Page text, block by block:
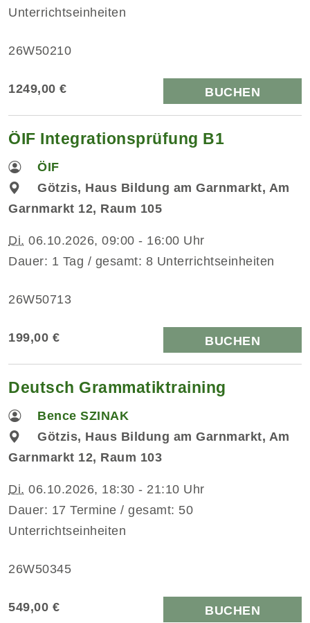
Unterrichtseinheiten
26W50210
1249,00 € BUCHEN
ÖIF Integrationsprüfung B1
ÖIF
Götzis, Haus Bildung am Garnmarkt, Am
Garnmarkt 12, Raum 105
Di. 06.10.2026, 09:00 - 16:00 Uhr
Dauer: 1 Tag / gesamt: 8 Unterrichtseinheiten
26W50713
199,00 € BUCHEN
Deutsch Grammatiktraining
Bence SZINAK
Götzis, Haus Bildung am Garnmarkt, Am
Garnmarkt 12, Raum 103
Di. 06.10.2026, 18:30 - 21:10 Uhr
Dauer: 17 Termine / gesamt: 50
Unterrichtseinheiten
26W50345
549,00 € BUCHEN